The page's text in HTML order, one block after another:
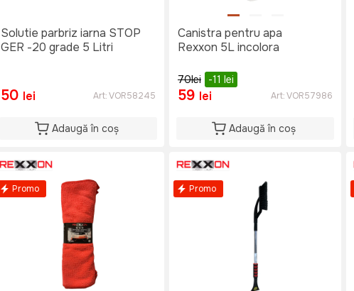
Solutie parbriz iarna STOP
GER -20 grade 5 Litri
50 lei Art:VOR58245
Adaugă în coș
Canistra pentru apa
Rexxon 5L incolora
70lei -11 lei
59 lei Art:VOR57986
Adaugă în coș
Promo Promo